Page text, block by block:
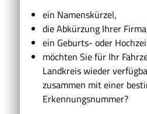
ein Namenskürzel,
die Abkürzung Ihrer
ein Geburts- oder
möchten Sie für Ihr
Landkreis wieder
zusammen mit einer
Erkennungsnummer?